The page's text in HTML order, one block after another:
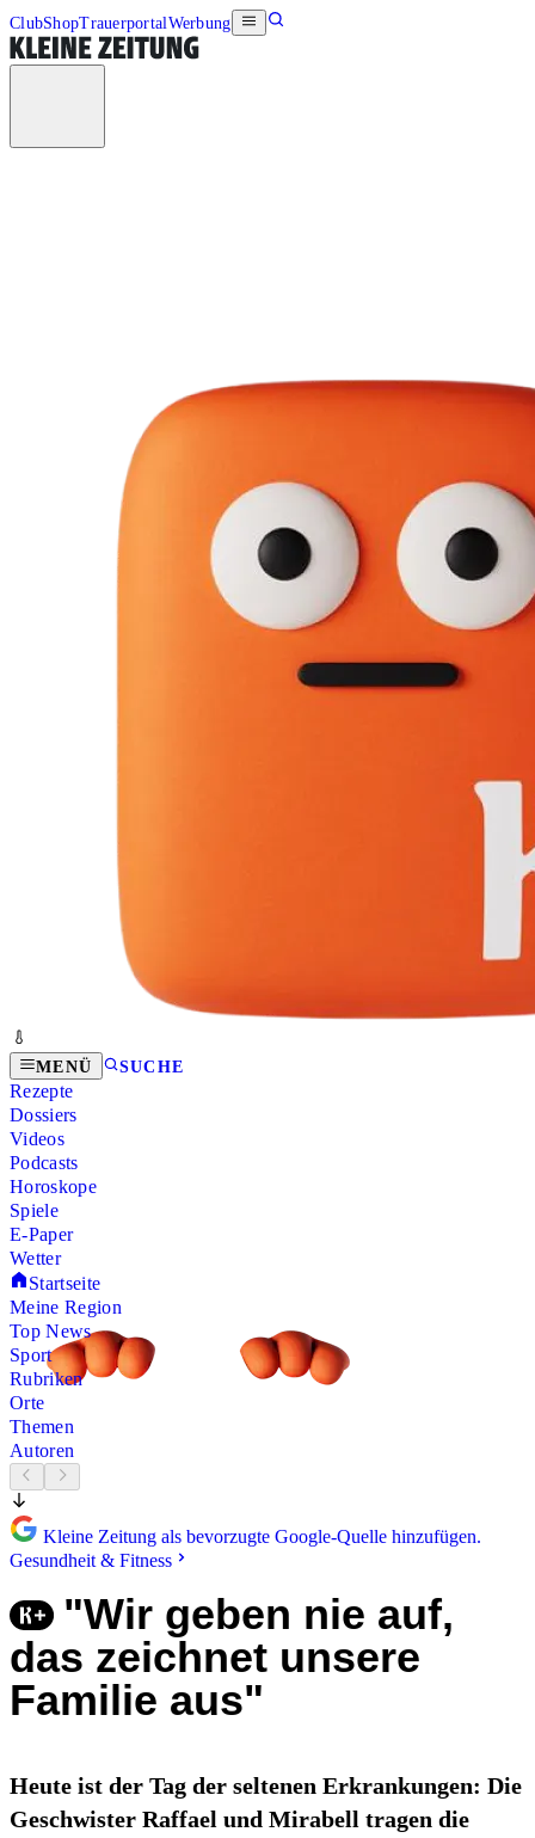
ClubShopTrauerportalWerbung
MENÜ SUCHE
Rezepte
Dossiers
Videos
Podcasts
Horoskope
Spiele
E-Paper
Wetter
Startseite
Meine Region
Top News
Sport
Rubriken
Orte
Themen
Autoren
Kleine Zeitung als bevorzugte Google-Quelle hinzufügen.
Gesundheit & Fitness
"Wir geben nie auf,
das zeichnet unsere
Familie aus"
Heute ist der Tag der seltenen Erkrankungen: Die
Geschwister Raffael und Mirabell tragen die